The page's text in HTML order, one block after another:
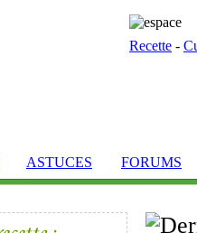
Recette -
ASTUCES FORUMS